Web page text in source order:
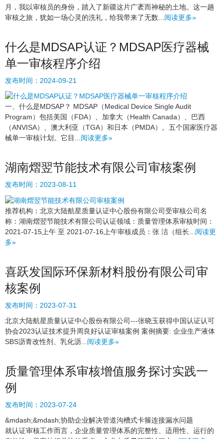
月，我以审核员的身份，踏入了新疆这片广袤而神秘的土地。这一趟
审核之旅，犹如一场心灵的洗礼，给我带来了无数... 阅读更多»
什么是MDSAP认证？MDSAP医疗器械
单一审核程序介绍
发布时间： 2024-09-21
一、什么是MDSAP？ MDSAP（Medical Device Single Audit
Program）包括美国（FDA）、加拿大（Health Canada）、巴西
（ANVISA）、澳大利亚（TGA）和日本（PMDA）。五个国家医疗器
械单一审核计划。它目...阅读更多»
湖南熠翌节能技术有限公司审核案例
发布时间： 2023-08-11
推荐机构：北京大陆航星质量认证中心股份有限公司受审核公司名
称：湖南熠翌节能技术有限公司认证领域：质量管理体系审核时间：
2021-07-15上午 至 2021-07-16上午审核成员：张 洁（组长... 阅读更
多»
喜跃发国际环保新材料股份有限公司审
核案例
发布时间： 2023-07-31
北京大陆航星质量认证中心股份有限公司---张晓玉获得中国认证认可
协会2023认证技术提升周良好认证审核案例 案例摘要: 企业生产液体
SBS沥青改性剂、乳化沥... 阅读更多»
质量管理体系审核增值服务探讨实践一
例
发布时间： 2023-07-24
&mdash;&mdash;协助企业解决管道沟槽式卡箍连接漏水问题
就认证审核工作而言，企业质量管理体系的完整性、适用性、运行的